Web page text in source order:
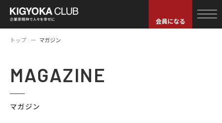
会員になる
トップ マガジン
MAGAZINE
マガジン